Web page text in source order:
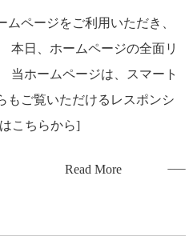
ページをご利用いただき、
本日、ホームページの全面リ
当ホームページは、スマート
もご覧いただけるレスポンシ
こちらから]
Read More